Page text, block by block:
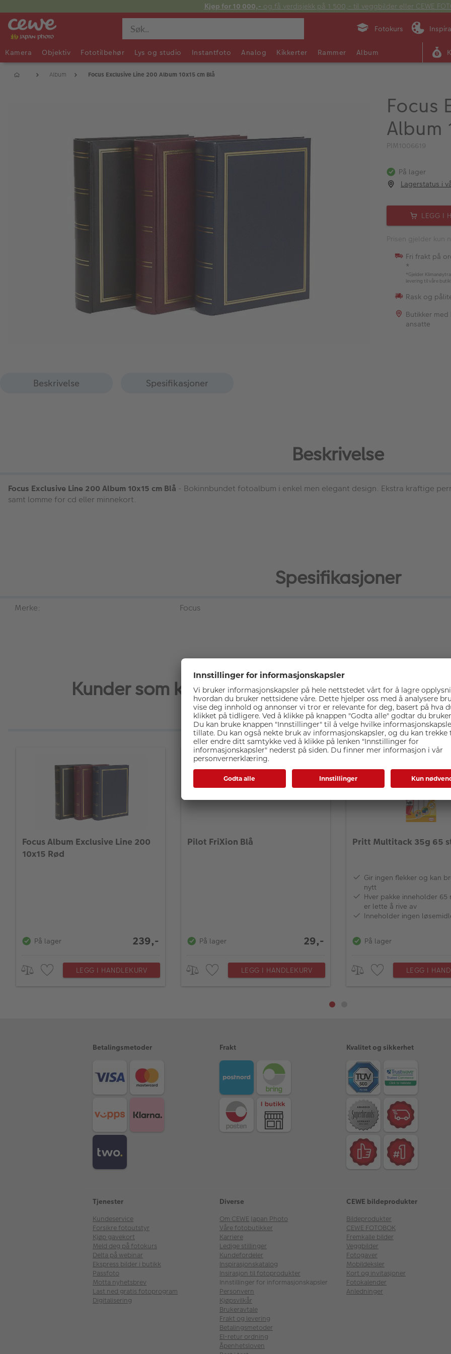
Kjøp for 10 000,- og få verdisjekk på 1 500,- til veggbilder eller CEWE
Fotokurs
Kamera Objektiv Fototilbehør Lys og studio Instantfoto Analog Kikkerter Rammer Album
Album Focus Exclusive Line 200 Album 10x15 cm Blå
Focus
Album
PIM1006619
På lager
Lagerstatus i
LEGG I
Prisen gjelder
Fri frakt på
*
*Gjelder
levering til våre
Rask og
Butikker med
ansatte
Beskrivelse Spesifikasjoner
Beskrivelse
Focus Exclusive Line 200 Album 10x15 cm Blå - Bokinnbundet fotoalbum i enkel men elegant design. Ekstra kraftige
samt lomme for cd eller minnekort.
Spesifikasjoner
Merke: Focus
Kunder som kjøpte Focus Exclusive Line 200
kjøpte også:
Focus Album Exclusive Line 200
10x15 Rød
På lager 239,-
LEGG I HANDLEKURV
Pilot FriXion Blå
På lager 29,-
LEGG I HANDLEKURV
Pritt Multitack 35g 65
Gir ingen flekker og kan
nytt
Hver pakke inneholder 65
er lette å rive av
Inneholder ingen
På lager
LEGG I
Betalingsmetoder Frakt Kvalitet og sikkerhet
Tjenester
Kundeservice
Forsikre fotoutstyr
Kjøp gavekort
Meld deg på fotokurs
Delta på webinar
Ekspress bilder i butikk
Passfoto
Motta nyhetsbrev
Last ned gratis fotoprogram
Digitalisering
Diverse
Om CEWE Japan Photo
Våre fotobutikker
Karriere
Ledige stillinger
Kundefordeler
Inspirasjonskatalog
Insirasjon til fotoprodukter
Innstillinger for informasjonskapsler
Personvern
Kjøpsvilkår
Brukeravtale
Frakt og levering
Betalingsmetoder
El-retur ordning
Åpenhetsloven
CEWE bildeprodukter
Bildeprodukter
CEWE FOTOBOK
Fremkalle bilder
Veggbilder
Fotogaver
Mobildeksler
Kort og invitasjoner
Fotokalender
Anledninger